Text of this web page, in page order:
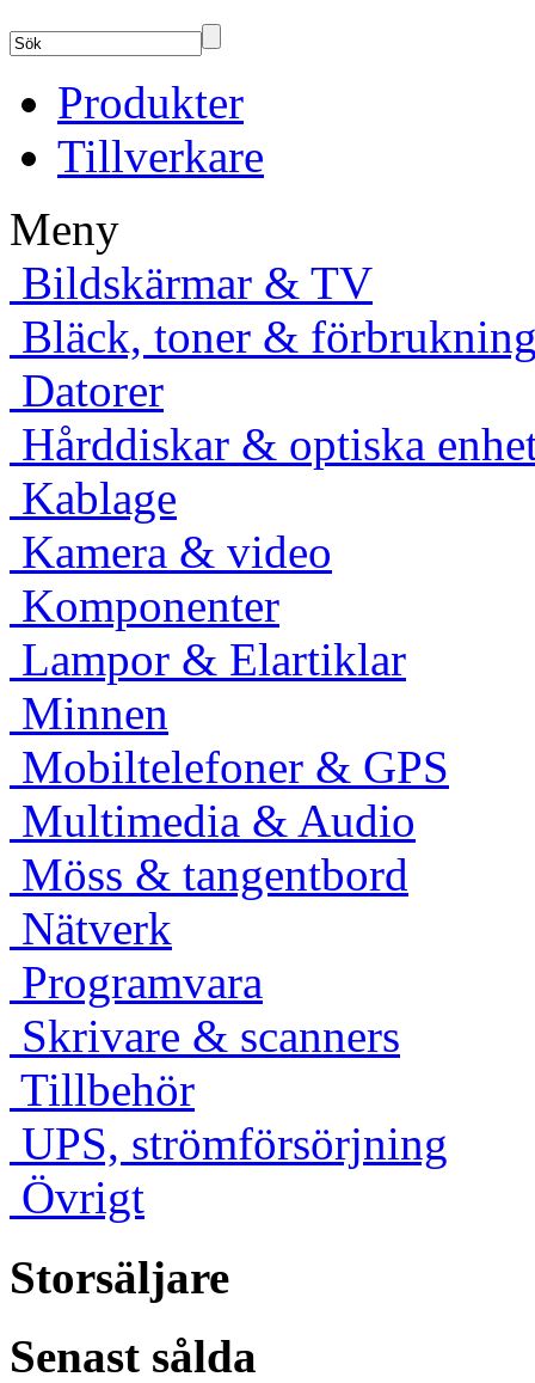
Produkter
Tillverkare
Meny
Bildskärmar & TV
Bläck, toner &
Datorer
Hårddiskar & optiska
Kablage
Kamera & video
Komponenter
Lampor & Elartiklar
Minnen
Mobiltelefoner & GPS
Multimedia & Audio
Möss & tangentbord
Nätverk
Programvara
Skrivare & scanners
Tillbehör
UPS, strömförsörjning
Övrigt
Storsäljare
Senast sålda